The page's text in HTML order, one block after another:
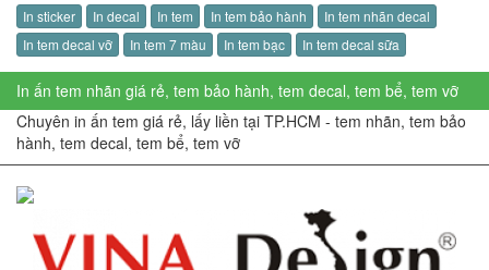
In sticker In decal In tem In tem bảo hành
In tem nhãn decal
In tem decal vỡ
In tem 7 màu In tem bạc In tem decal sữa
In ấn tem nhãn giá rẻ, tem bảo hành, tem decal, tem bể, tem vỡ
Chuyên in ấn tem giá rẻ, lấy liền tại TP.HCM - tem nhãn, tem bảo
hành, tem decal, tem bể, tem vỡ